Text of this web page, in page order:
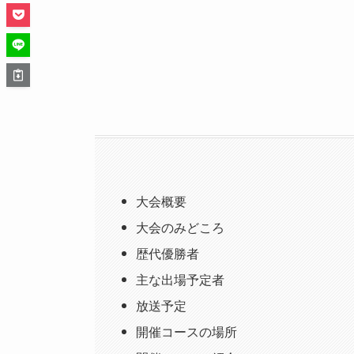
大会概要
大会のみどころ
歴代優勝者
主な出場予定者
放送予定
開催コースの場所